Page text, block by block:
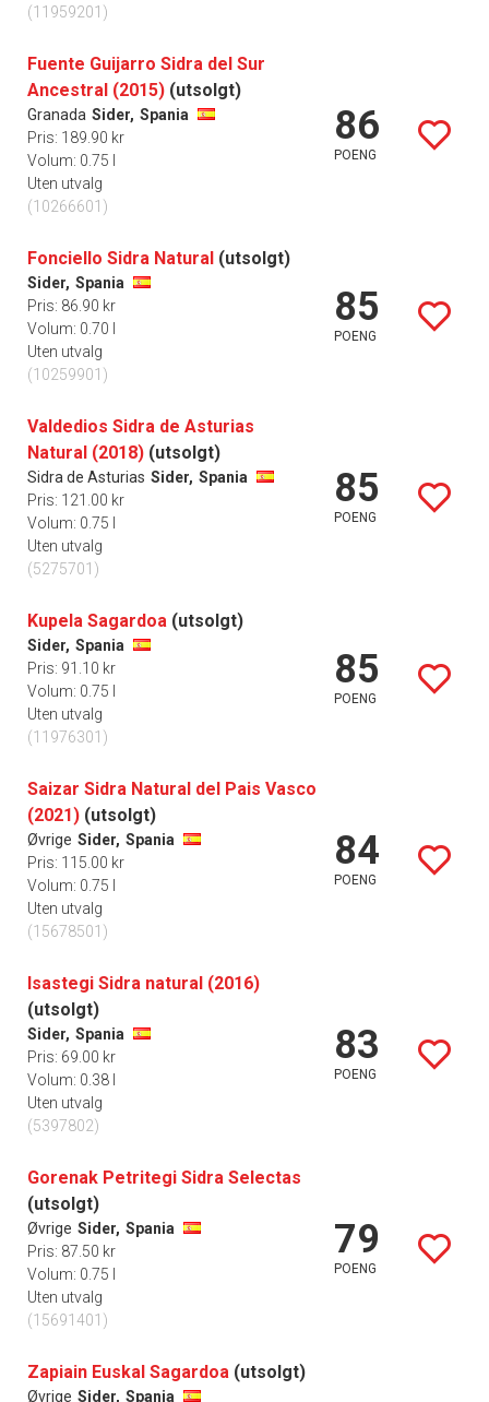
(11959201)
Fuente Guijarro Sidra del Sur
Ancestral (2015) (utsolgt)
Granada Sider, Spania
Pris: 189.90 kr
Volum: 0.75 l
Uten utvalg
(10266601)
86
POENG
Fonciello Sidra Natural (utsolgt)
Sider, Spania
Pris: 86.90 kr
Volum: 0.70 l
Uten utvalg
(10259901)
85
POENG
Valdedios Sidra de Asturias
Natural (2018) (utsolgt)
Sidra de Asturias Sider, Spania
Pris: 121.00 kr
Volum: 0.75 l
Uten utvalg
(5275701)
85
POENG
Kupela Sagardoa (utsolgt)
Sider, Spania
Pris: 91.10 kr
Volum: 0.75 l
Uten utvalg
(11976301)
85
POENG
Saizar Sidra Natural del Pais Vasco
(2021) (utsolgt)
Øvrige Sider, Spania
Pris: 115.00 kr
Volum: 0.75 l
Uten utvalg
(15678501)
84
POENG
Isastegi Sidra natural (2016)
(utsolgt)
Sider, Spania
Pris: 69.00 kr
Volum: 0.38 l
Uten utvalg
(5397802)
83
POENG
Gorenak Petritegi Sidra Selectas
(utsolgt)
Øvrige Sider, Spania
Pris: 87.50 kr
Volum: 0.75 l
Uten utvalg
(15691401)
79
POENG
Zapiain Euskal Sagardoa (utsolgt)
Øvrige Sider, Spania